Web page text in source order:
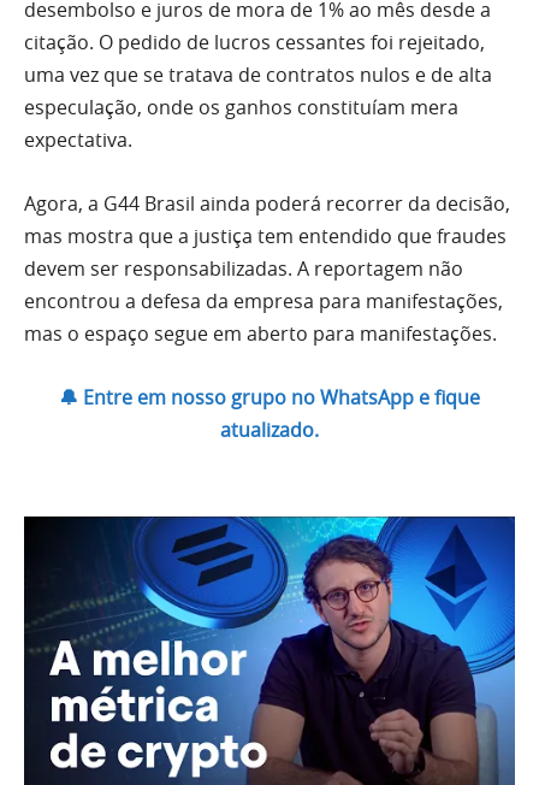
desembolso e juros de mora de 1% ao mês desde a
citação. O pedido de lucros cessantes foi rejeitado,
uma vez que se tratava de contratos nulos e de alta
especulação, onde os ganhos constituíam mera
expectativa.
Agora, a G44 Brasil ainda poderá recorrer da decisão,
mas mostra que a justiça tem entendido que fraudes
devem ser responsabilizadas. A reportagem não
encontrou a defesa da empresa para manifestações,
mas o espaço segue em aberto para manifestações.
🔔 Entre em nosso grupo no WhatsApp e fique
atualizado.